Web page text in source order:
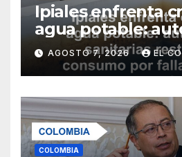
Ipiales enfrenta
agua potable:
sanitarias
consumo por
en tratamiento
AGOSTO 7, 2026 EL
COLOMBIA